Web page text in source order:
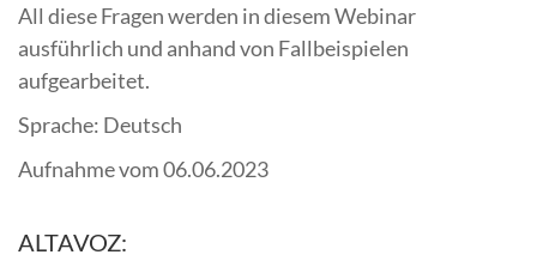
All diese Fragen werden in diesem Webinar
ausführlich und anhand von Fallbeispielen
aufgearbeitet.
Sprache: Deutsch
Aufnahme vom 06.06.2023
ALTAVOZ: